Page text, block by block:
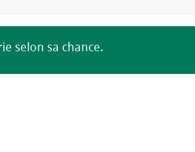
selon sa chance.